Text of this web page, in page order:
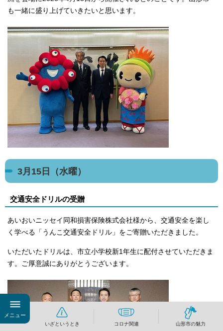
も一緒に盛り上げていきたいと思います。
3月15日（水曜）
交通安全ドリルの受贈
あいおいニッセイ同和損害保険株式会社様から、交通安全を楽し
く学べる「うんこ交通安全ドリル」をご寄贈いただきました。
いただいたドリルは、市立小学校新1年生に配付させていただきま
す。ご厚意誠にありがとうございます。
メニュー
いざというとき コロナ関連 山形市の魅力